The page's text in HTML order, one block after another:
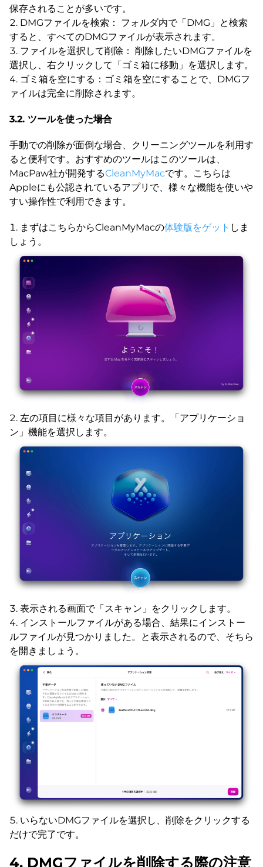
保存されることが多いです。
DMGファイルを検索： フォルダ内で「DMG」と検索
すると、すべてのDMGファイルが表示されます。
ファイルを選択して削除： 削除したいDMGファイルを
選択し、右クリックして「ゴミ箱に移動」を選択します。
ゴミ箱を空にする：ゴミ箱を空にすることで、DMGフ
ァイルは完全に削除されます。
3.2. ツールを使った場合
手動での削除が面倒な場合、クリーニングツールを利用す
ると便利です。おすすめのツールはこのツールは、
MacPaw社が開発するCleanMyMacです。こちらは
Appleにも公認されているアプリで、様々な機能を使いや
すい操作性で利用できます。
まずはこちらからCleanMyMacの体験版をゲット しま
しょう。
左の項目に様々な項目があります。「アプリケーショ
ン」機能を選択します。
表示される画面で「スキャン」をクリックします。
インストールファイルがある場合、結果にインストー
ルファイルが見つかりました。と表示されるので、そちら
を開きましょう。
いらないDMGファイルを選択し、削除をクリックする
だけで完了です。
4. DMGファイルを削除する際の注意